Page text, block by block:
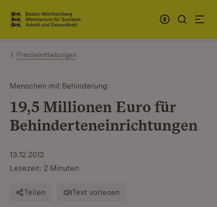
Zum Inhalt springen
Link zur Startseite
Pressemitteilungen
Menschen mit Behinderung
19,5 Millionen Euro für
Behinderteneinrichtungen
13.12.2012
Lesezeit: 2 Minuten
Teilen Text vorlesen